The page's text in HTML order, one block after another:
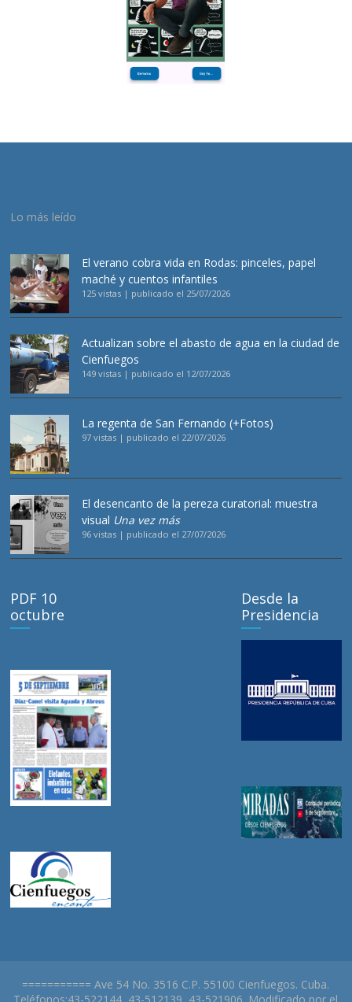
Lo más leído
El verano cobra vida en Rodas: pinceles, papel
maché y cuentos infantiles
125 vistas | publicado el 25/07/2026
Actualizan sobre el abasto de agua en la ciudad de
Cienfuegos
149 vistas | publicado el 12/07/2026
La regenta de San Fernando (+Fotos)
97 vistas | publicado el 22/07/2026
El desencanto de la pereza curatorial: muestra
visual Una vez más
96 vistas | publicado el 27/07/2026
PDF 10
octubre
Desde la
Presidencia
=========== Ave 54 No. 3516 C.P. 55100 Cienfuegos. Cuba.